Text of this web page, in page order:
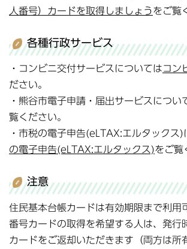
人番号）カードを取得しましょうをご覧
各種行政サービス
・コンビニ交付サービスについてはコン
ださい。
・熊谷市電子申請・届出サービスについ
覧ください。
・市税の電子申告(eLTAX:エルタックス)
の電子申告(eLTAX:エルタックス)をご覧
注意
住民基本台帳カードは有効期限まで利用
番号カードの取得を希望する人は、発行
カードをご返却いただきます（両方は所